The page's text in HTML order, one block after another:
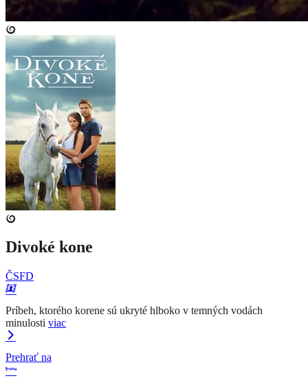
Divoké kone
ČSFD
Príbeh, ktorého korene sú ukryté hlboko v temných vodách
minulosti viac
Prehrať na